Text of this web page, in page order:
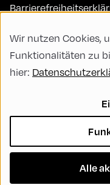
FAQs
Code of Conduct
Nachhaltigkeit
Vielfalt,
Wir nutzen Cookies,
Funktionalitäten zu
hier:
Alle